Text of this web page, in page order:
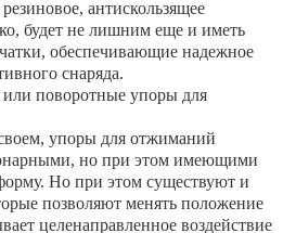
антискользящее
будет не лишним еще и иметь
обеспечивающие надежное
снаряда.
поворотные упоры для
упоры для отжиманий
но при этом имеющими
Но при этом существуют и
позволяют менять положение
целенаправленное воздействие